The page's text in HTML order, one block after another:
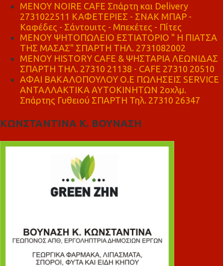
MENOY NOIRE CAFE Σπάρτη και Delivery
2731022511 ΚΑΦΕΤΕΡΙΕΣ - ΣΝΑΚ ΜΠΑΡ -
Καφέδες - Σάντουιτς - Μπεκέτες - Πίτες
ΜΕΝΟΥ ΨΗΤΟΠΩΛΕΙΟ ΕΣΤΙΑΤΟΡΙΟ " Η ΠΙΑΤΣΑ
ΤΗΣ ΜΑΣΑΣ" ΣΠΑΡΤΗ ΤΗΛ. 2731082002
ΜΕΝΟΥ HISTORY CAFE & ΨΗΣΤΑΡΙΑ ΛΕΩΝΙΔΑΣ
ΣΠΑΡΤΗ ΤΗΛ. 27310 21138 - CAFE 27310 20510
ΑΦΑΙ ΒΑΚΑΛΟΠΟΥΛΟΥ Ο.Ε ΠΩΛΗΣΕΙΣ SERVICE
ΑΝΤΑΛΛΑΚΤΙΚΑ ΑΥΤΟΚΙΝΗΤΩΝ 2οχλμ.
Σπάρτης Γυθειού ΣΠΑΡΤΗ Τηλ. 27310 26347
ΚΩΝΣΤΑΝΤΙΝΑ Κ. ΒΟΥΝΑΣΗ